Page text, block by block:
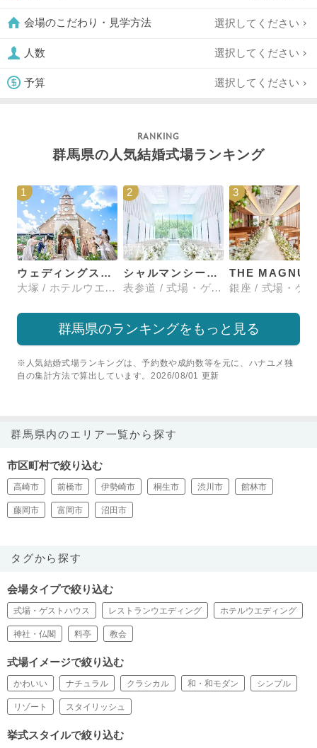
会場のこだわり・見学方法 選択してください
人数 選択してください
予算 選択してください
群馬県の人気結婚式場ランキング
1
ウェディングスホテル・ベルクラシック東京
大塚 / ホテルウエディング
2
シャルマンシーナTOKYO
表参道 / 式場・ゲストハウス
3
群馬県のランキングをもっと見る
※人気結婚式場ランキングは、予約数や成約数等を元に、ハナユメ独
自の集計方法で算出しています。2026/08/01 更新
群馬県内のエリア一覧から探す
市区町村で絞り込む
高崎市 前橋市 伊勢崎市 桐生市 渋川市 館林市
藤岡市 富岡市 沼田市
タグから探す
会場タイプで絞り込む
式場・ゲストハウス レストランウエディング ホテルウエディング
神社・仏閣 料亭 教会
式場イメージで絞り込む
かわいい ナチュラル クラシカル 和・和モダン シンプル
リゾート スタイリッシュ
挙式スタイルで絞り込む